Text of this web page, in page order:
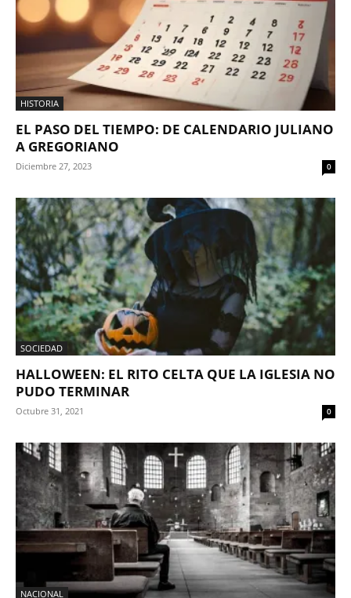
HISTORIA
EL PASO DEL TIEMPO: DE CALENDARIO JULIANO
A GREGORIANO
Diciembre 27, 2023 0
SOCIEDAD
HALLOWEEN: EL RITO CELTA QUE LA IGLESIA NO
PUDO TERMINAR
Octubre 31, 2021 0
NACIONAL